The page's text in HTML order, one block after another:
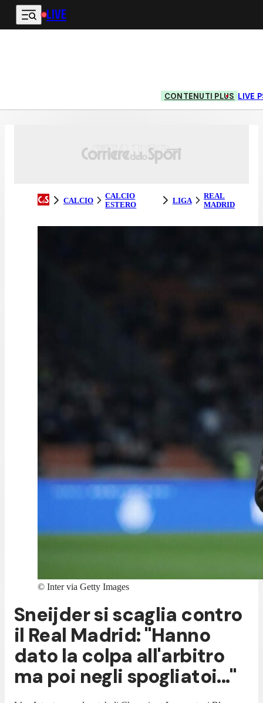
Vai al contenuto principale
LIVE
CONTENUTI PLUS LIVE
CALCIO
CALCIO
ESTERO
LIGA
REAL
MADRID
© Inter via Getty Images
Sneijder si scaglia contro
il Real Madrid: "Hanno
dato la colpa all'arbitro
ma poi negli spogliatoi..."